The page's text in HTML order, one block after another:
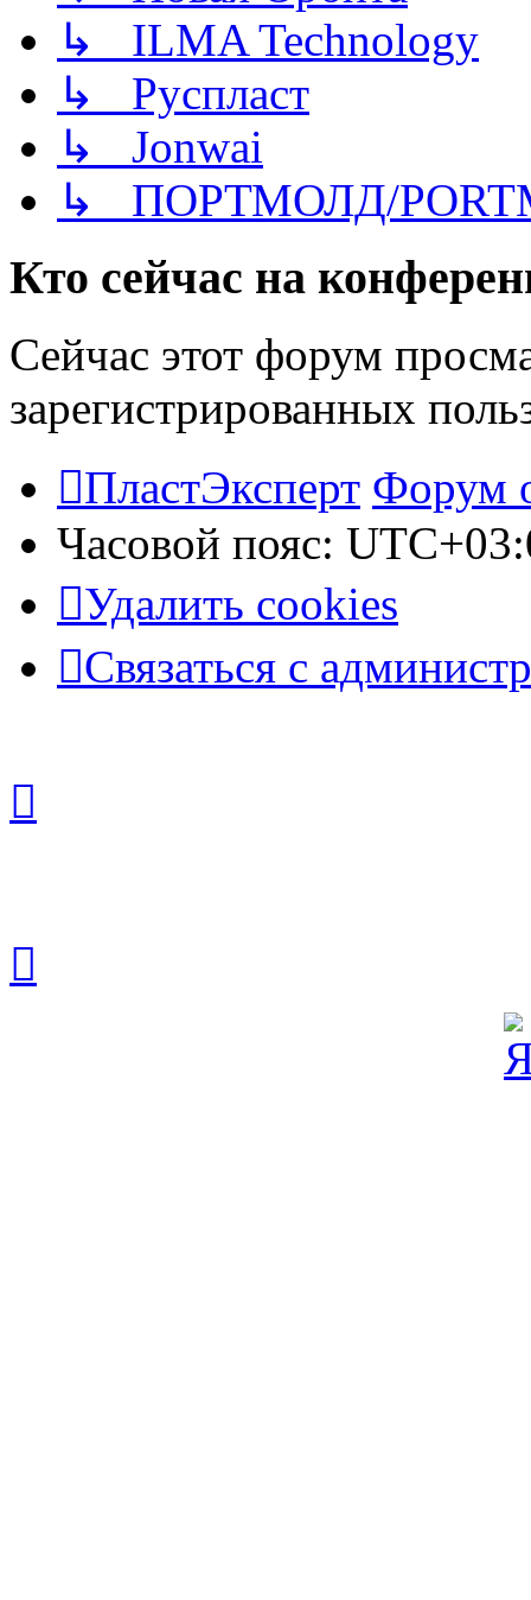
↳ ILMA Technology
↳ Руспласт
↳ Jonwai
↳ ПОРТМОЛД/
Кто сейчас на
Сейчас этот форум
зарегистрированных
ПластЭксперт Форум
Часовой пояс:
Удалить cookies
Связаться с